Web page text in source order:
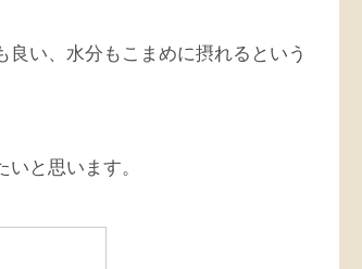
い、水分もこまめに摂れるという
と思います。